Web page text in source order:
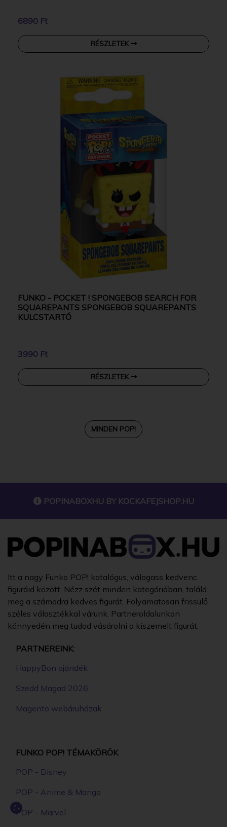
6890 Ft
RÉSZLETEK
FUNKO - POCKET ! SPONGEBOB SEARCH FOR
SQUAREPANTS SPONGEBOB SQUAREPANTS
KULCSTARTÓ
3990 Ft
RÉSZLETEK
MINDEN POP!
POPINABOXHU BY KOCKAFEJSHOP.HU
Itt a nagy Funko POP! katalógus, válogass kedvenc
figuráid között. Nézz szét minden kategóriában, találd
meg a számodra kedves figurát. Folyamatosan frissülő
széles választékkal várunk. Partneroldalunkon
könnyedén meg tudod vásárolni a kiszemelt figurát.
PARTNEREINK:
HappyBon ajándék
Szedd Magad 2026
Magento webáruházak
FUNKO POP! TÉMAKÖRÖK
POP - Disney
POP - Anime & Manga
POP - Marvel